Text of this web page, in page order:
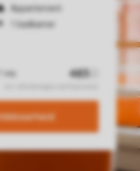
Appartement
1 badkamer